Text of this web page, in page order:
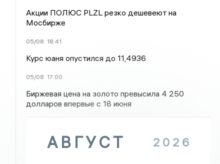
Акции ПОЛЮС PLZL резко дешевеют на
Мосбирже
05/08 18:41
Курс юаня опустился до 11,4936
05/08 17:00
Биржевая цена на золото превысила 4 250
долларов впервые с 18 июня
АВГУСТ 2026